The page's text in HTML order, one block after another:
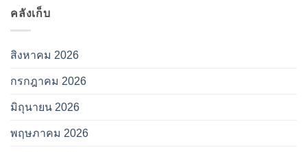
คลังเก็บ
สิงหาคม 2026
กรกฎาคม 2026
มิถุนายน 2026
พฤษภาคม 2026